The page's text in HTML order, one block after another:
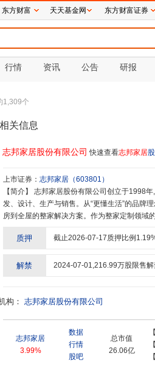
行情 资讯 公告 研报
1,309个
相关信息
志邦家居股份有限公司 快速查看志邦家居
上市证券： 志邦家居 （603801 ）
【简介】
发、设计、生产与销售。从“更懂生活”的品牌
房到全屋的整家解决方案。作为整家定制领域
优质供应链,确保产品从设计、生产、安装到
证,同时成为国内诸多知名地产商的重要战略
跳水冠军郭晶晶女士为品牌形象代言人,并先
的整家定制服务,发现和满足人们对生活空间
成长,为社会的良性发展创造更多真实的价值
企业,为现实现人们对家的美好想象奋力前行。
质押 截止2026-07-17质押比例 1.19
解禁 2024-07-01,216.99万股限售
构： 志邦家居股份有限公司
志邦家居
3.99%
数据
行情
股吧
总市值
26.06亿
东方财富 天天基金网 东方财富证券